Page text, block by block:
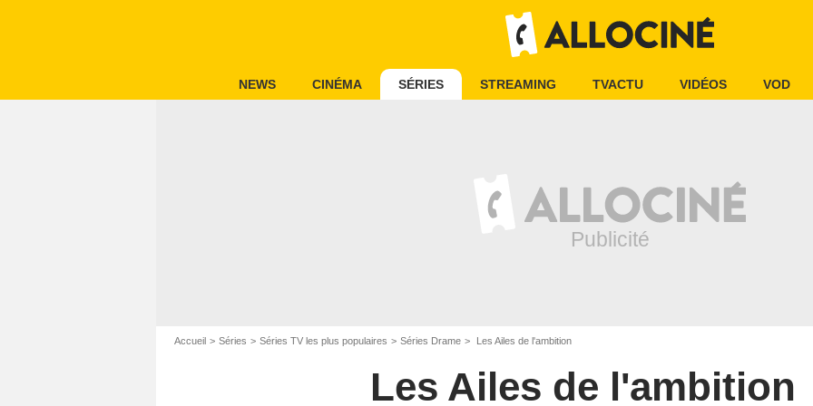
NEWS CINÉMA SÉRIES STREAMING TVACTU VIDÉOS VOD
Accueil Séries Séries TV les plus populaires Séries Drame Les Ailes de l'ambition
Les Ailes de l'ambition